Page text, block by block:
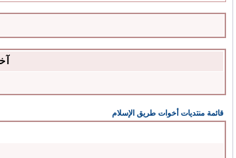
قائمة منتديات أخوات طريق الإسلام